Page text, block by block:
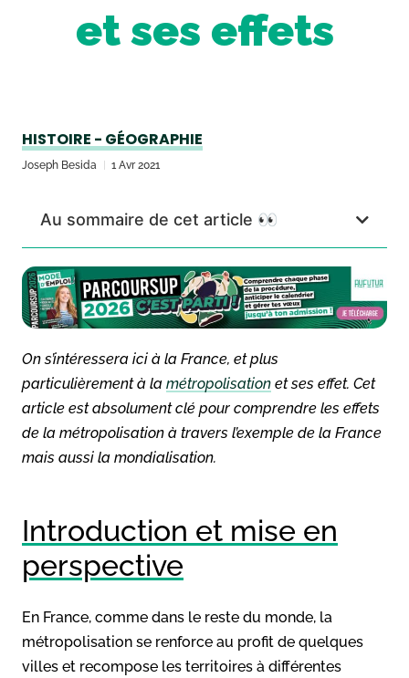
et ses effets
HISTOIRE - GÉOGRAPHIE
Joseph Besida 1 Avr 2021
Au sommaire de cet article 👀
On s’intéressera ici à la France, et plus
particulièrement à la métropolisation et ses effet. Cet
article est absolument clé pour comprendre les effets
de la métropolisation à travers l’exemple de la France
mais aussi la mondialisation.
Introduction et mise en
perspective
En France, comme dans le reste du monde, la
métropolisation se renforce au profit de quelques
villes et recompose les territoires à différentes